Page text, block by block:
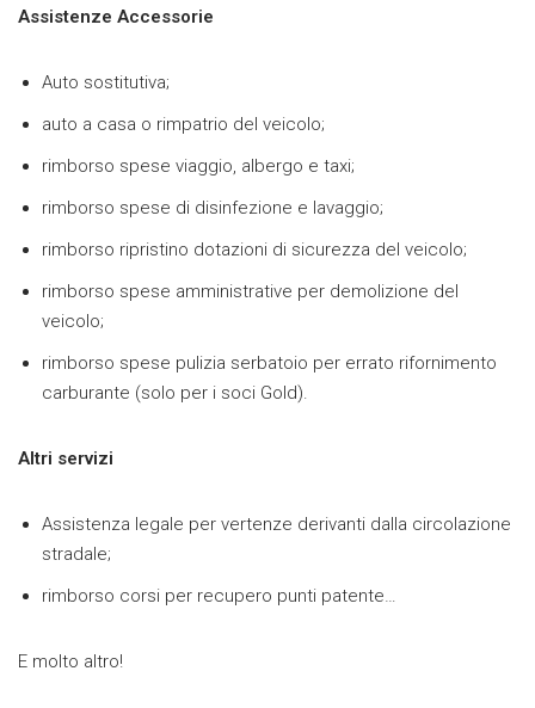
Assistenze Accessorie
Auto sostitutiva;
auto a casa o rimpatrio del veicolo;
rimborso spese viaggio, albergo e taxi;
rimborso spese di disinfezione e lavaggio;
rimborso ripristino dotazioni di sicurezza del veicolo;
rimborso spese amministrative per demolizione del
veicolo;
rimborso spese pulizia serbatoio per errato rifornimento
carburante (solo per i soci Gold).
Altri servizi
Assistenza legale per vertenze derivanti dalla circolazione
stradale;
rimborso corsi per recupero punti patente…
E molto altro!